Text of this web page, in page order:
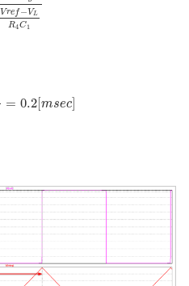
Vref−VL
R4C1
= 0.2[ msec]